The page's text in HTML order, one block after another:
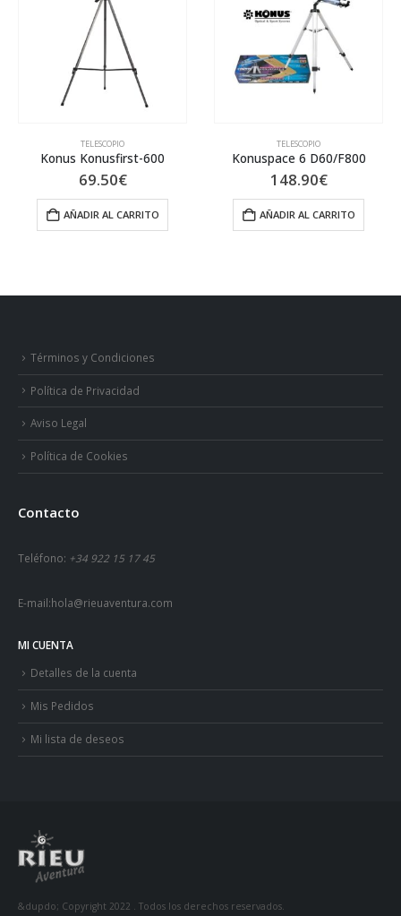
Konuspace 6 D60/F800
AÑADIR AL CARRITO AÑADIR AL
Términos y Condiciones
Política de Privacidad
Aviso Legal
Política de Cookies
Contacto
Teléfono: +34 922 15 17 45
E-mail:hola@rieuaventura.com
MI CUENTA
Detalles de la cuenta
Mis Pedidos
Mi lista de deseos
&dupdo; Copyright 2022 . Todos los derechos reservados.